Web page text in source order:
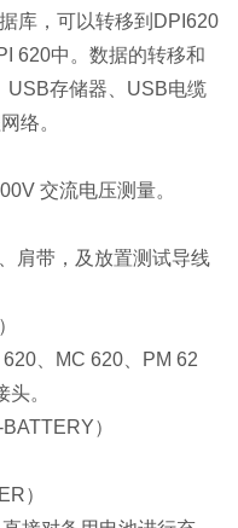
库，可以转移到DPI620
620中。数据的转移和
USB存储器、USB电缆
络。
交流电压测量。
肩带，及放置测试导线
、MC 620、PM 62
。
）
）